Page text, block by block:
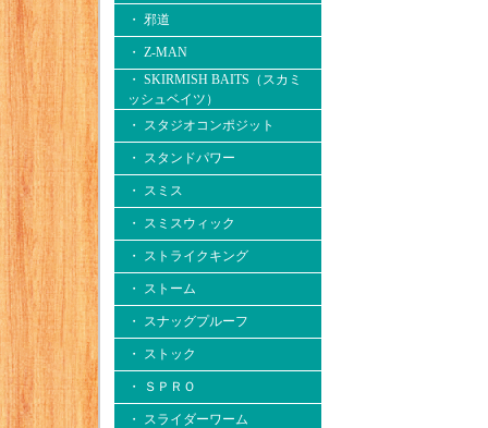
・ 邪道
・ Z-MAN
・ SKIRMISH BAITS（スカミ
ッシュベイツ）
・ スタジオコンポジット
・ スタンドパワー
・ スミス
・ スミスウィック
・ ストライクキング
・ ストーム
・ スナッグプルーフ
・ ストック
・ ＳＰＲＯ
・ スライダーワーム